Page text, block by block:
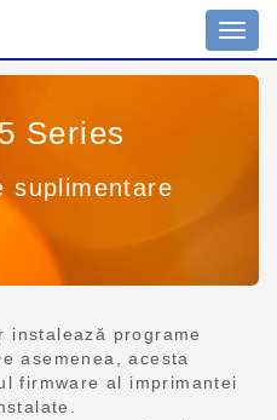
Series
suplimentare
instalează programe
asemenea, acesta
firmware al imprimantei